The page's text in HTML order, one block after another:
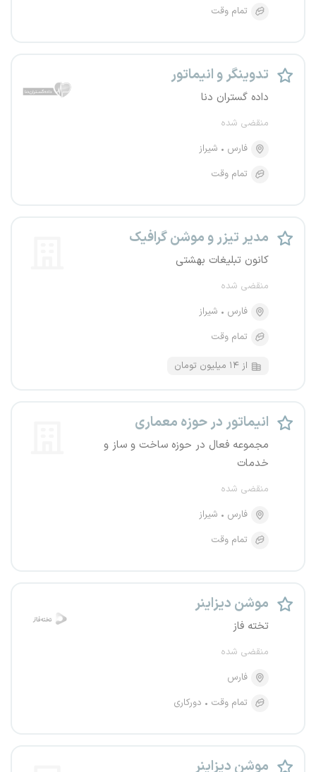
تمام وقت
تدوینگر و انیماتور
داده گستران دنا
منقضی شده
فارس
شیراز
تمام وقت
مدیر تیزر و موشن گرافیک
کانون تبلیغات بهشتی
منقضی شده
فارس
شیراز
تمام وقت
از ۱۴ میلیون تومان
انیماتور در حوزه معماری
مجموعه فعال در حوزه ساخت و ساز و
خدمات
منقضی شده
فارس
شیراز
تمام وقت
موشن دیزاینر
تخته فاز
منقضی شده
فارس
تمام وقت
دورکاری
موشن دیزاینر